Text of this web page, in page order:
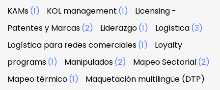
KAMs(1) KOL management (1)
Licensing -
Patentes y Marcas(2) Liderazgo(1) Logística(3)
Logística para redes comerciales(1)
Loyalty
programs(1) Manipulados(2) Mapeo Sectorial(2)
Mapeo térmico(1)
Maquetación multilingüe (DTP)